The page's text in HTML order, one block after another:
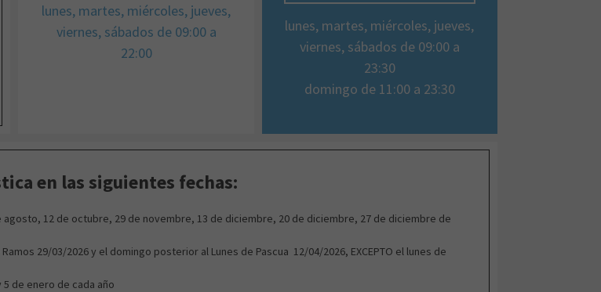
lunes, martes, miércoles, jueves,
viernes, sábados de 09:00 a
22:00
lunes, martes, miércoles, jueves,
viernes, sábados de 09:00 a
23:30
domingo de 11:00 a 23:30
en las siguientes fechas:
12 de octubre, 29 de novembre, 13 de diciembre, 20 de diciembre, 27 de diciembre de
29/03/2026 y el domingo posterior al Lunes de Pascua 12/04/2026, EXCEPTO el lunes de
de enero de cada año